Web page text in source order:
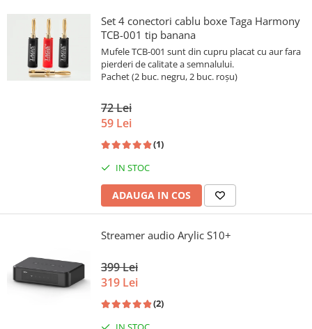
Set 4 conectori cablu boxe Taga Harmony
TCB-001 tip banana
Mufele TCB-001 sunt din cupru placat cu aur fara
pierderi de calitate a semnalului.
Pachet (2 buc. negru, 2 buc. roșu)
72 Lei
59 Lei
(1)
IN STOC
ADAUGA IN COS
Streamer audio Arylic S10+
399 Lei
319 Lei
(2)